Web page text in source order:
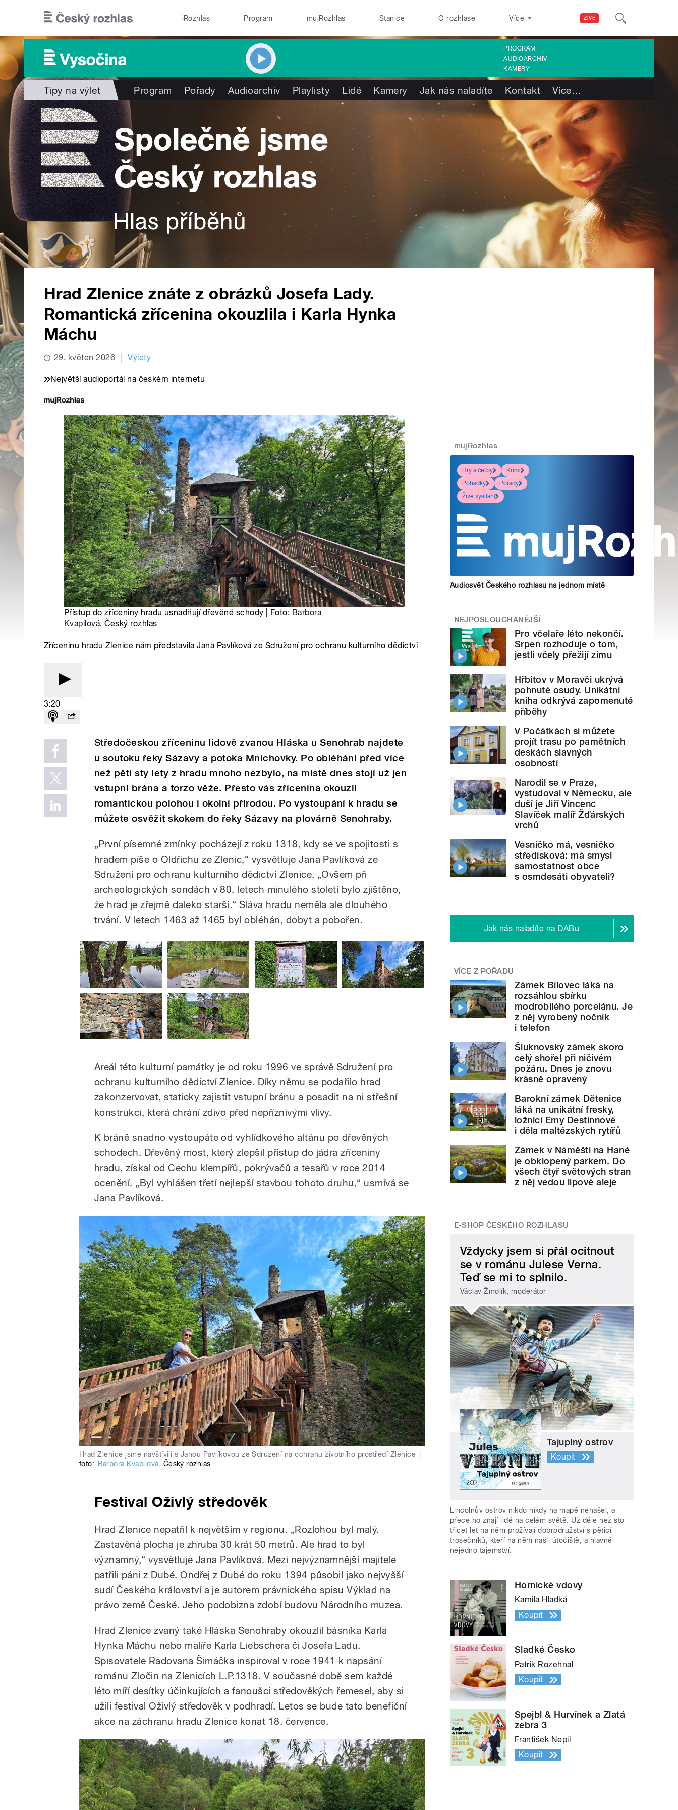
ŽIVĚ
iRozhlas Program mujRozhlas Stanice O rozhlase Více
PROGRAM
AUDIOARCHIV
KAMERY
Tipy na výlet Program Pořady Audioarchiv Playlisty Lidé Kamery Jak nás naladíte Kontakt Více…
Hrad Zlenice znáte z obrázků Josefa Lady.
Romantická zřícenina okouzlila i Karla Hynka
Máchu
29. květen 2026 Výlety
Největší audioportál na českém internetu
Přístup do zříceniny hradu usnadňují dřevěné schody | Foto: Barbora
Kvapilová, Český rozhlas
Zříceninu hradu Zlenice nám představila Jana Pavlíková ze Sdružení pro ochranu kulturního dědictví
3:20
Středočeskou zříceninu lidově zvanou Hláska u Senohrab najdete
u soutoku řeky Sázavy a potoka Mnichovky. Po obléhání před více
než pěti sty lety z hradu mnoho nezbylo, na místě dnes stojí už jen
vstupní brána a torzo věže. Přesto vás zřícenina okouzlí
romantickou polohou i okolní přírodou. Po vystoupání k hradu se
můžete osvěžit skokem do řeky Sázavy na plovárně Senohraby.
„První písemné zmínky pocházejí z roku 1318, kdy se ve spojitosti s
hradem píše o Oldřichu ze Zlenic,“ vysvětluje Jana Pavlíková ze
Sdružení pro ochranu kulturního dědictví Zlenice. „Ovšem při
archeologických sondách v 80. letech minulého století bylo zjištěno,
že hrad je zřejmě daleko starší.“ Sláva hradu neměla ale dlouhého
trvání. V letech 1463 až 1465 byl obléhán, dobyt a pobořen.
Areál této kulturní památky je od roku 1996 ve správě Sdružení pro
ochranu kulturního dědictví Zlenice. Díky němu se podařilo hrad
zakonzervovat, staticky zajistit vstupní bránu a posadit na ni střešní
konstrukci, která chrání zdivo před nepříznivými vlivy.
K bráně snadno vystoupáte od vyhlídkového altánu po dřevěných
schodech. Dřevěný most, který zlepšil přístup do jádra zříceniny
hradu, získal od Cechu klempířů, pokrývačů a tesařů v roce 2014
ocenění. „Byl vyhlášen třetí nejlepší stavbou tohoto druhu,“ usmívá se
Jana Pavlíková.
Hrad Zlenice jsme navštívili s Janou Pavlíkovou ze Sdružení na ochranu životního prostředí Zlenice
foto:
Barbora Kvapilová, Český rozhlas
Festival Oživlý středověk
Hrad Zlenice nepatřil k největším v regionu. „Rozlohou byl malý.
Zastavěná plocha je zhruba 30 krát 50 metrů. Ale hrad to byl
významný,“ vysvětluje Jana Pavlíková. Mezi nejvýznamnější majitele
patřili páni z Dubé. Ondřej z Dubé do roku 1394 působil jako nejvyšší
sudí Českého království a je autorem právnického spisu Výklad na
právo země České. Jeho podobizna zdobí budovu Národního muzea.
Hrad Zlenice zvaný také Hláska Senohraby okouzlil básníka Karla
Hynka Máchu nebo malíře Karla Liebschera či Josefa Ladu.
Spisovatele Radovana Šimáčka inspiroval v roce 1941 k napsání
románu Zločin na Zlenicích L.P.1318. V současné době sem každé
léto míří desítky účinkujících a fanoušci středověkých řemesel, aby si
užili festival Oživlý středověk v podhradí. Letos se bude tato benefiční
akce na záchranu hradu Zlenice konat 18. července.
mujRozhlas
Hry a četby
Krimi
Pohádky
Pořady
Živé vysílání
Audiosvět Českého rozhlasu na jednom místě
NEJPOSLOUCHANĚJŠÍ
Pro včelaře léto nekončí.
Srpen rozhoduje o tom,
jestli včely přežijí zimu
Hřbitov v Moravči ukrývá
pohnuté osudy. Unikátní
kniha odkrývá zapomenuté
příběhy
V Počátkách si můžete
projít trasu po pamětních
deskách slavných
osobností
Narodil se v Praze,
vystudoval v Německu, ale
duší je Jiří Vincenc
Slavíček malíř Žďárských
vrchů
Vesničko má, vesničko
středisková: má smysl
samostatnost obce
s osmdesáti obyvateli?
Jak nás naladíte na DABu
VÍCE Z POŘADU
Zámek Bílovec láká na
rozsáhlou sbírku
modrobílého porcelánu. Je
z něj vyrobený nočník
i telefon
Šluknovský zámek skoro
celý shořel při ničivém
požáru. Dnes je znovu
krásně opravený
Barokní zámek Dětenice
láká na unikátní fresky,
ložnici Emy Destinnové
i děla maltézských rytířů
Zámek v Náměšti na Hané
je obklopený parkem. Do
všech čtyř světových stran
z něj vedou lipové aleje
E-SHOP ČESKÉHO ROZHLASU
Vždycky jsem si přál ocitnout
se v románu Julese Verna.
Teď se mi to splnilo.
Václav Žmolík, moderátor
Tajuplný ostrov
Koupit
Lincolnův ostrov nikdo nikdy na mapě nenašel, a
přece ho znají lidé na celém světě. Už déle než sto
třicet let na něm prožívají dobrodružství s pěticí
trosečníků, kteří na něm našli útočiště, a hlavně
nejedno tajemství.
Hornické vdovy
Kamila Hladká
Koupit
Sladké Česko
Patrik Rozehnal
Koupit
Spejbl & Hurvínek a Zlatá
zebra 3
František Nepil
Koupit